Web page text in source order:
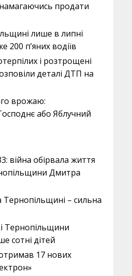
продати
лише в липні
200 п’яних водіїв
і розтрощені
деталі ДТП на
врожаю:
або Яблучний
війна обірвала життя
Дмитра
Тернопільщині – сильна
Тернопільщини
сотні дітей
17 нових